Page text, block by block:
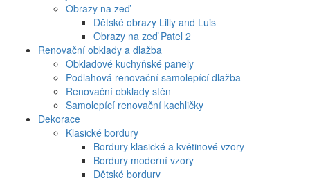
Obrazy na zeď
Dětské obrazy Lilly and Luis
Obrazy na zeď Patel 2
Renovační obklady a dlažba
Obkladové kuchyňské panely
Podlahová renovační samolepící dlažba
Renovační obklady stěn
Samolepící renovační kachličky
Dekorace
Klasické bordury
Bordury klasické a květinové vzory
Bordury moderní vzory
Dětské bordury